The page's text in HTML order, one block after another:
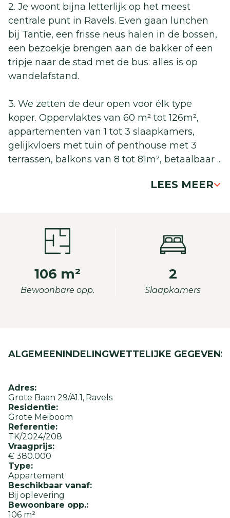
2. Je woont bijna letterlijk op het meest
centrale punt in Ravels. Even gaan lunchen
bij Tantie, een frisse neus halen in de bossen,
een bezoekje brengen aan de bakker of een
tripje naar de stad met de bus: alles is op
wandelafstand.
3. We zetten de deur open voor élk type
koper. Oppervlaktes van 60 m² tot 126m²,
appartementen van 1 tot 3 slaapkamers,
gelijkvloers met tuin of penthouse met 3
terrassen, balkons van 8 tot 81m², betaalbaar ...
LEES MEER
106 m²
Bewoonbare opp.
2
Slaapkamers
ALGEMEENINDELINGWETTELIJKE GEGEVENS
Adres:
Grote Baan 29/A1.1
Ravels
Residentie:
Grote Meiboom
Referentie:
TK/2024/208
Vraagprijs:
€ 380.000
Type:
Appartement
Beschikbaar vanaf:
Bij oplevering
Bewoonbare opp.:
106 m²